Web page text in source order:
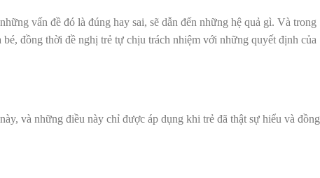
vấn đề đó là đúng hay sai, sẽ dẫn đến những hệ quả gì. Và trong
đồng thời đề nghị trẻ tự chịu trách nhiệm với những quyết định của
và những điều này chỉ được áp dụng khi trẻ đã thật sự hiểu và đồng